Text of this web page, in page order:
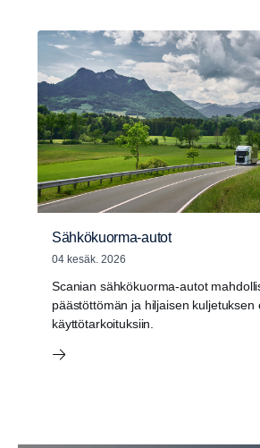
Sähkökuorma-autot
04 kesäk. 2026
Scanian sähkökuorma-autot
päästöttömän ja hiljaisen kuljetuksen
käyttötarkoituksiin.